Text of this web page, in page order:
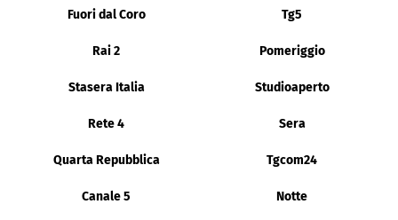
Fuori dal Coro Tg5
Rai 2 Pomeriggio
Stasera Italia Studioaperto
Rete 4 Sera
Quarta Repubblica Tgcom24
Canale 5 Notte